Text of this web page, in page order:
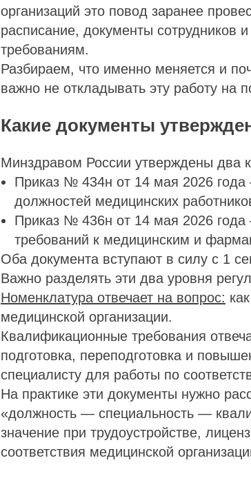
организаций это повод заранее
расписание, документы сотрудников
требованиям.
Разбираем, что именно меняется и
важно не откладывать эту работу на
Какие документы
Минздравом России утверждены два
Приказ № 434н от 14 мая 2026
должностей медицинских
Приказ № 436н от 14 мая 2026
требований к медицинским и
Оба документа вступают в силу с 1
Важно разделять эти два уровня
Номенклатура отвечает на вопрос:
медицинской организации.
Квалификационные требования
подготовка, переподготовка и
специалисту для работы по
На практике эти документы нужно
«должность — специальность —
значение при трудоустройстве,
соответствия медицинской